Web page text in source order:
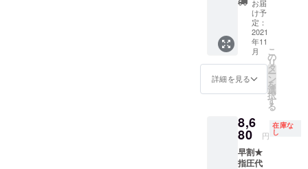
す。 ※
送料込
の価格
となり
ます。
※商品の
仕様、
ては一
部変更
になる
可能性
もござ
【1セッ
トの内
容】 ・
指圧代
用枕 x1
・収納
袋 x1 ・
日本語
取扱説
※お届け
時期
は、生
産、配
送状況
お届
け予
定：
2021
年11
月
詳細を見る
こ
の
リ
タ
ー
ン
を
選
択
す
る
8,6
80 円
在庫な
し
早割★
指圧代